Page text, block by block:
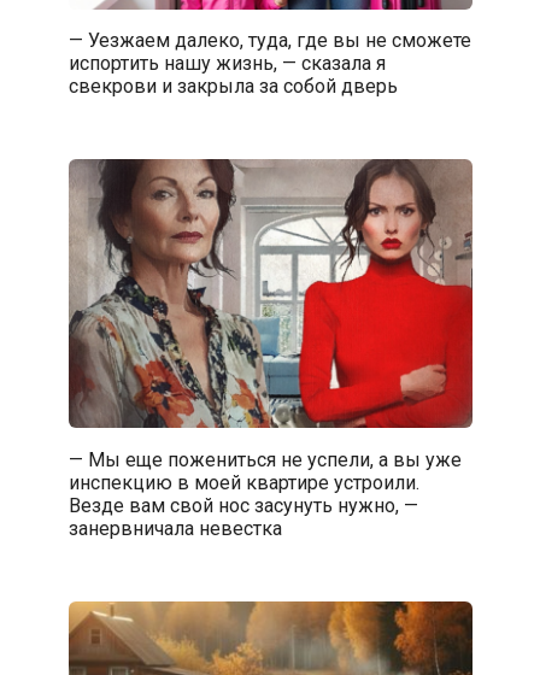
— Уезжаем далеко, туда, где вы не сможете
испортить нашу жизнь, — сказала я
свекрови и закрыла за собой дверь
— Мы еще пожениться не успели, а вы уже
инспекцию в моей квартире устроили.
Везде вам свой нос засунуть нужно, —
занервничала невестка